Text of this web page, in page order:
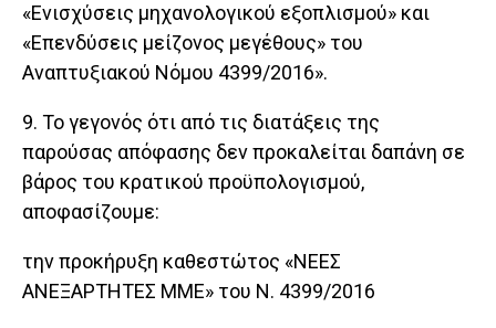
«Ενισχύσεις μηχανολογικού εξοπλισμού» και
«Επενδύσεις μείζονος μεγέθους» του
Αναπτυξιακού Νόμου 4399/2016».
9. Το γεγονός ότι από τις διατάξεις της
παρούσας απόφασης δεν προκαλείται δαπάνη σε
βάρος του κρατικού προϋπολογισμού,
αποφασίζουμε:
την προκήρυξη καθεστώτος «ΝΕΕΣ
ΑΝΕΞΑΡΤΗΤΕΣ ΜΜΕ» του Ν. 4399/2016